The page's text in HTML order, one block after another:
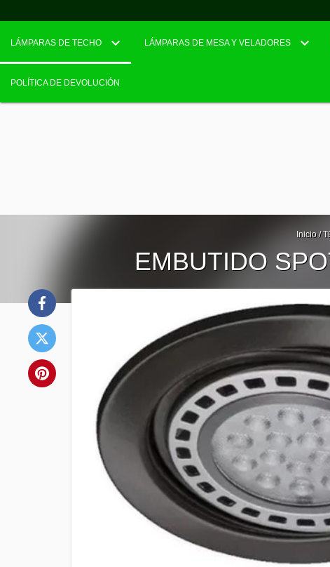
LÁMPARAS DE TECHO LÁMPARAS DE MESA Y VELADORES
POLÍTICA DE DEVOLUCIÓN
Inicio /
EMBUTIDO